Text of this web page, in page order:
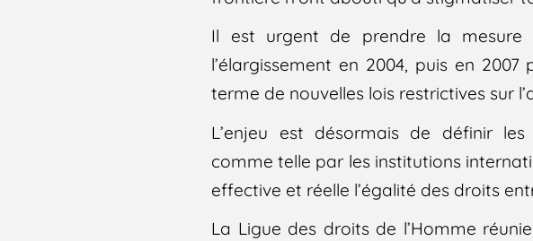
Il est urgent de prendre la mesure
l’élargissement en 2004, puis en
terme de nouvelles lois restrictives sur
L’enjeu est désormais de définir
comme telle par les institutions
effective et réelle l’égalité des droits
La Ligue des droits de l’Homme